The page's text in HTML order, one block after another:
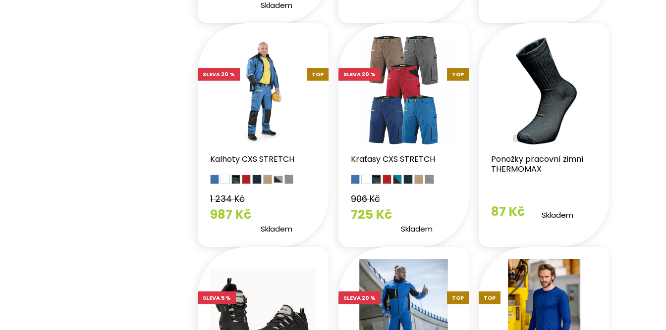
Skladem
Kalhoty CXS STRETCH
1 234 Kč
987 Kč
Skladem
SLEVA 20 % TOP
Kraťasy CXS STRETCH
906 Kč
725 Kč
Skladem
SLEVA 20 % TOP
Ponožky pracovní zimní
THERMOMAX
87 Kč Skladem
SLEVA 5 % SLEVA 20 % TOP TOP